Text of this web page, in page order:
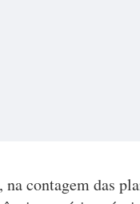
contagem das